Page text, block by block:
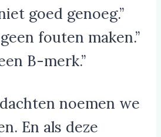
goed genoeg.”
fouten maken.”
B-merk.”
noemen we
En als deze